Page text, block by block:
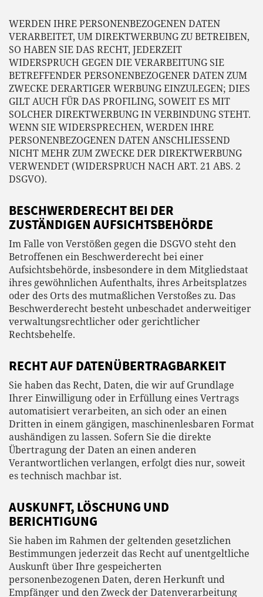
WERDEN IHRE PERSONENBEZOGENEN DATEN
VERARBEITET, UM DIREKTWERBUNG ZU BETREIBEN,
SO HABEN SIE DAS RECHT, JEDERZEIT
WIDERSPRUCH GEGEN DIE VERARBEITUNG SIE
BETREFFENDER PERSONENBEZOGENER DATEN ZUM
ZWECKE DERARTIGER WERBUNG EINZULEGEN; DIES
GILT AUCH FÜR DAS PROFILING, SOWEIT ES MIT
SOLCHER DIREKTWERBUNG IN VERBINDUNG STEHT.
WENN SIE WIDERSPRECHEN, WERDEN IHRE
PERSONENBEZOGENEN DATEN ANSCHLIESSEND
NICHT MEHR ZUM ZWECKE DER DIREKTWERBUNG
VERWENDET (WIDERSPRUCH NACH ART. 21 ABS. 2
DSGVO).
BESCHWERDE­RECHT BEI DER
ZUSTÄNDIGEN AUFSICHTS­BEHÖRDE
Im Falle von Verstößen gegen die DSGVO steht den
Betroffenen ein Beschwerderecht bei einer
Aufsichtsbehörde, insbesondere in dem Mitgliedstaat
ihres gewöhnlichen Aufenthalts, ihres Arbeitsplatzes
oder des Orts des mutmaßlichen Verstoßes zu. Das
Beschwerderecht besteht unbeschadet anderweitiger
verwaltungsrechtlicher oder gerichtlicher
Rechtsbehelfe.
RECHT AUF DATEN­ÜBERTRAG­BARKEIT
Sie haben das Recht, Daten, die wir auf Grundlage
Ihrer Einwilligung oder in Erfüllung eines Vertrags
automatisiert verarbeiten, an sich oder an einen
Dritten in einem gängigen, maschinenlesbaren Format
aushändigen zu lassen. Sofern Sie die direkte
Übertragung der Daten an einen anderen
Verantwortlichen verlangen, erfolgt dies nur, soweit
es technisch machbar ist.
AUSKUNFT, LÖSCHUNG UND
BERICHTIGUNG
Sie haben im Rahmen der geltenden gesetzlichen
Bestimmungen jederzeit das Recht auf unentgeltliche
Auskunft über Ihre gespeicherten
personenbezogenen Daten, deren Herkunft und
Empfänger und den Zweck der Datenverarbeitung